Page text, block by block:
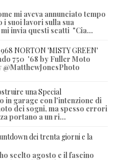
mi aveva annunciato tempo
i suoi lavori sulla sua
invia questi scatti "Cia...
NORTON 'MISTY GREEN'
750 '68 by Fuller Moto
una Special
in garage con l'intenzione di
dei sogni, ma spesso errori
portano a un ri...
dei trenta giorni e la
scelto agosto e il fascino